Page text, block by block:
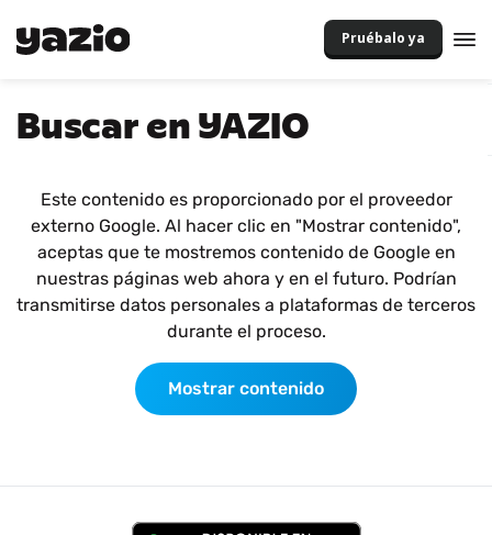
Pruébalo ya
Buscar en YAZIO
Este contenido es proporcionado por el proveedor
externo Google. Al hacer clic en "Mostrar contenido",
aceptas que te mostremos contenido de Google en
nuestras páginas web ahora y en el futuro. Podrían
transmitirse datos personales a plataformas de terceros
durante el proceso.
Mostrar contenido